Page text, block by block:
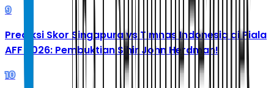
9
Prediksi Skor Singapura vs Timnas Indonesia di Piala
AFF 2026: Pembuktian Sihir John Herdman!
10